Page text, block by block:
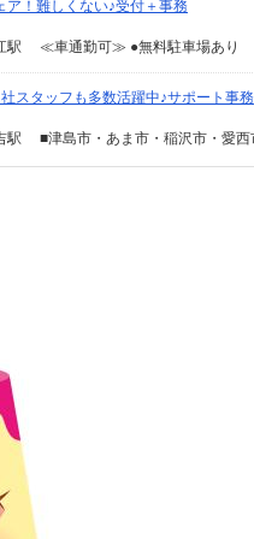
ア！難しくない♪受付＋事務
駅 ≪車通勤可≫ ●無料駐車場あり
スタッフも多数活躍中♪サポート事務